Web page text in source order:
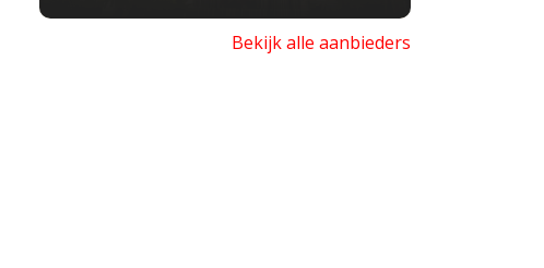
Bekijk alle aanbieders